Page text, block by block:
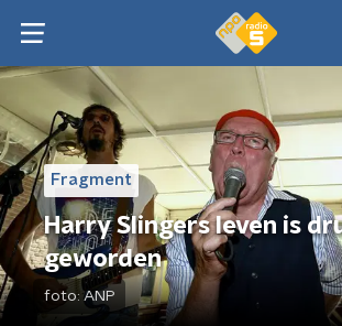
Fragment
Harry Slingers leven is
geworden
foto:ANP